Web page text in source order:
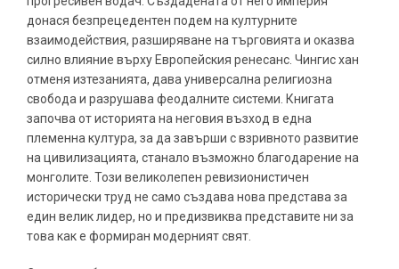
донася безпрецедентен подем на културните
взаимодействия, разширяване на търговията и оказва
силно влияние върху Европейския ренесанс. Чингис хан
отменя изтезанията, дава универсална религиозна
свобода и разрушава феодалните системи. Книгата
започва от историята на неговия възход в една
племенна култура, за да завърши с взривното развитие
на цивилизацията, станало възможно благодарение на
монголите. Този великолепен ревизионистичен
исторически труд не само създава нова представа за
един велик лидер, но и предизвиква представите ни за
това как е формиран модерният свят.